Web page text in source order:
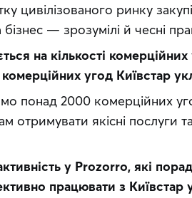
цивілізованого ринку
— зрозумілі й чесні
на кількості
угод Київстар
понад 2000 комерційних
отримувати якісні послуги та
у Prozorro, які
працювати з Київстар